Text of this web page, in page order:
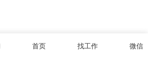
首页 找工作 微信